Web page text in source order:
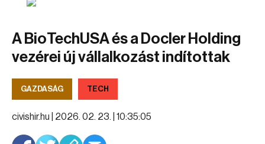
A BioTechUSA és a Docler Holding
vezérei új vállalkozást indítottak
GAZDASÁG TECH
civishir.hu | 2026. 02. 23. | 10:35:05